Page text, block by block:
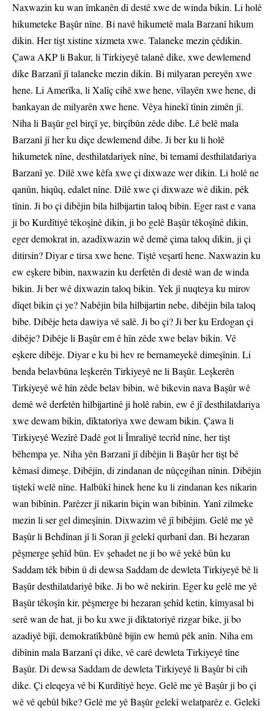
Naxwazin ku wan îmkanên di destê xwe de winda bikin. Li holê
hikumeteke Başûr nîne. Bi navê hikumetê mala Barzanî hikum
dikin. Her tişt xistine xizmeta xwe. Talaneke mezin çêdikin.
Çawa AKP li Bakur, li Tirkiyeyê talanê dike, xwe dewlemend
dike Barzanî jî talaneke mezin dikin. Bi milyaran pereyên xwe
hene. Li Amerîka, li Xalîç cihê xwe hene, vîlayên xwe hene, di
bankayan de milyarên xwe hene. Vêya hinekî tînin zimên jî.
Niha li Başûr gel birçî ye, birçîbûn zêde dibe. Lê belê mala
Barzanî jî her ku diçe dewlemend dibe. Ji ber ku li holê
hikumetek nîne, desthilatdariyek nîne, bi temamî desthilatdariya
Barzanî ye. Dilê xwe kêfa xwe çi dixwaze wer dikin. Li holê ne
qanûn, hiqûq, edalet nîne. Dilê xwe çi dixwaze wê dikin, pêk
tînin. Ji bo çi dibêjin bila hilbijartin taloq bibin. Eger rast e vana
ji bo Kurdîtiyê têkoşînê dikin, ji bo gelê Başûr têkoşînê dikin,
eger demokrat in, azadîxwazin wê demê çima taloq dikin, ji çi
ditirsin? Diyar e tirsa xwe hene. Tiştê veşartî hene. Naxwazin ku
ew eşkere bibin, naxwazin ku derfetên di destê wan de winda
bikin. Ji ber wê dixwazin taloq bikin. Yek jî nuqteya ku mirov
dîqet bikin çi ye? Nabêjin bila hilbijartin nebe, dibêjin bila taloq
bibe. Dibêje heta dawiya vê salê. Ji bo çi? Ji ber ku Erdogan çi
dibêje? Dibêje li Başûr em ê hîn zêde xwe belav bikin. Vê
eşkere dibêje. Diyar e ku bi hev re bernameyekê dimeşînin. Li
benda belavbûna leşkerên Tirkiyeyê ne li Başûr. Leşkerên
Tirkiyeyê wê hîn zêde belav bibin, wê bikevin nava Başûr wê
demê wê derfetên hilbijartinê ji holê rabin, ew ê jî desthilatdariya
xwe dewam bikin, dîktatoriya xwe dewam bikin. Çawa li
Tirkiyeyê Wezîrê Dadê got li Îmraliyê tecrîd nîne, her tişt
bêhempa ye. Niha yên Barzanî jî dibêjin li Başûr her tişt bê
kêmasî dimeşe. Dibêjin, di zindanan de nûçegihan nînin. Dibêjin
tiştekî welê nîne. Halbûkî hinek hene ku li zindanan kes nikarin
wan bibînin. Parêzer jî nikarin biçin wan bibînin. Yanî zilmeke
mezin li ser gel dimeşînin. Dixwazim vê jî bibêjim. Gelê me yê
Başûr li Behdînan jî li Soran jî gelekî qurbanî dan. Bi hezaran
pêşmerge şehîd bûn. Ev şehadet ne ji bo wê yekê bûn ku
Saddam têk bibin û di dewsa Saddam de dewleta Tirkiyeyê bê li
Başûr desthilatdariyê bike. Ji bo wê nekirin. Eger ku gelê me yê
Başûr têkoşîn kir, pêşmerge bi hezaran şehîd ketin, kîmyasal bi
serê wan de hat, ji bo ku xwe ji dîktatoriyê rizgar bike, ji bo
azadiyê bijî, demokratîkbûnê bijîn ew hemû pêk anîn. Niha em
dibînin mala Barzanî çi dike, vê carê dewleta Tirkiyeyê tîne
Başûr. Di dewsa Saddam de dewleta Tirkiyeyê li Başûr bi cih
dike. Çi eleqeya vê bi Kurdîtiyê heye. Gelê me yê Başûr ji bo çi
wê vê qebûl bike? Gelê me yê Başûr gelekî welatparêz e. Gelekî